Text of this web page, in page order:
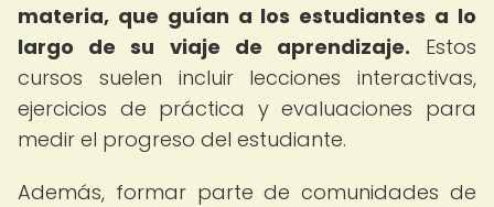
materia, que guían a los estudiantes a lo
largo de su viaje de aprendizaje. Estos
cursos suelen incluir lecciones interactivas,
ejercicios de práctica y evaluaciones para
medir el progreso del estudiante.
Además, formar parte de comunidades de